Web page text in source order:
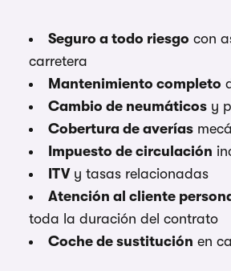
Seguro a todo riesgo con
carretera
Mantenimiento completo
Cambio de neumáticos y
Cobertura de averías
Impuesto de circulación
ITVy tasas relacionadas
Atención al cliente
toda la duración del contrato
Coche de sustitución en